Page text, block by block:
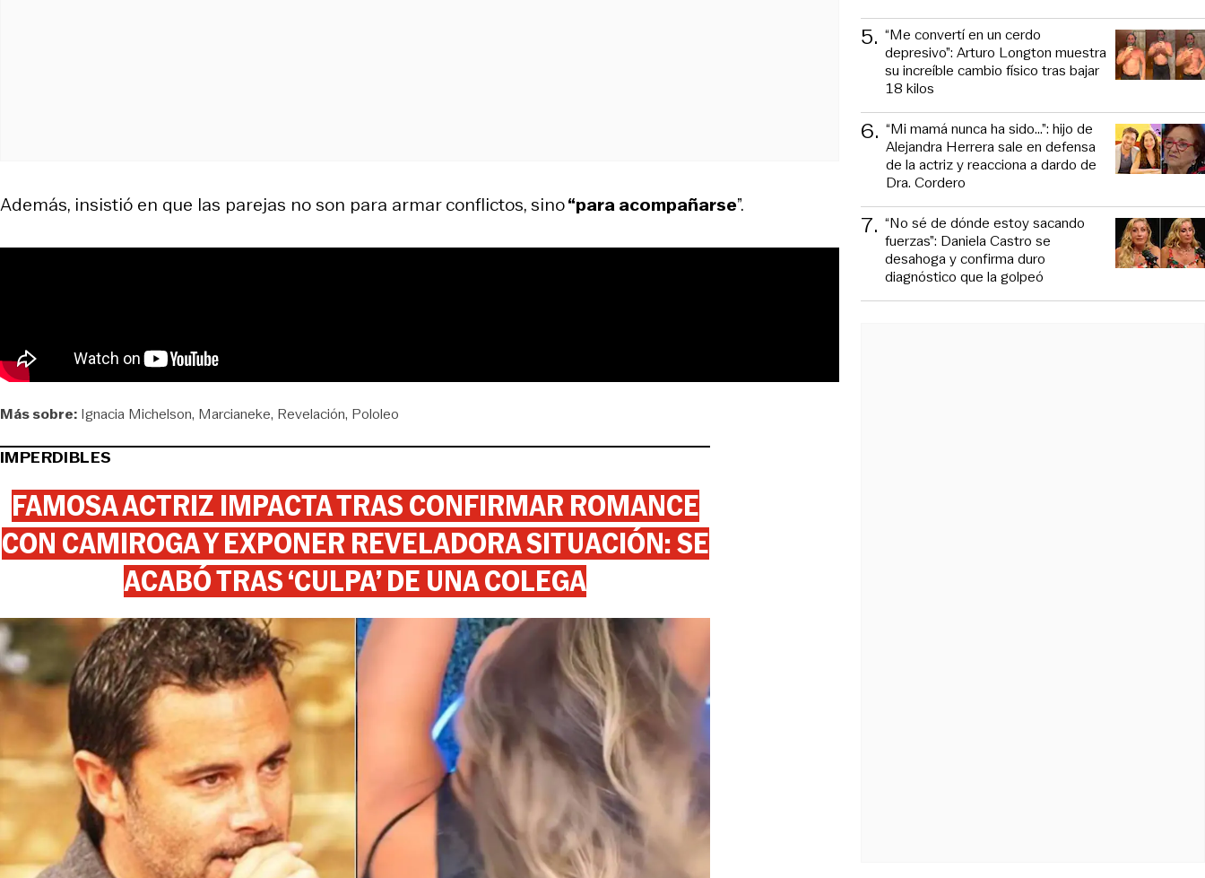
Además, insistió en que las parejas no son para armar conflictos, sino“para acompañarse”.
Más sobre: Ignacia Michelson Marcianeke Revelación Pololeo
IMPERDIBLES
FAMOSA ACTRIZ IMPACTA TRAS CONFIRMAR ROMANCE
CON CAMIROGA Y EXPONER REVELADORA SITUACIÓN: SE
ACABÓ TRAS ‘CULPA’ DE UNA COLEGA
5. “Me convertí en un cerdo
depresivo”: Arturo Longton muestra
su increíble cambio físico tras bajar
18 kilos
6. “Mi mamá nunca ha sido...”: hijo de
Alejandra Herrera sale en defensa
de la actriz y reacciona a dardo de
Dra. Cordero
7. “No sé de dónde estoy sacando
fuerzas”: Daniela Castro se
desahoga y confirma duro
diagnóstico que la golpeó